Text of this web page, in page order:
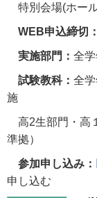
特別会場(ホー
WEB申込締切：
実施部門： 全
試験教科： 全
施
高2生部門・高
準拠）
参加申し込み：
申し込む